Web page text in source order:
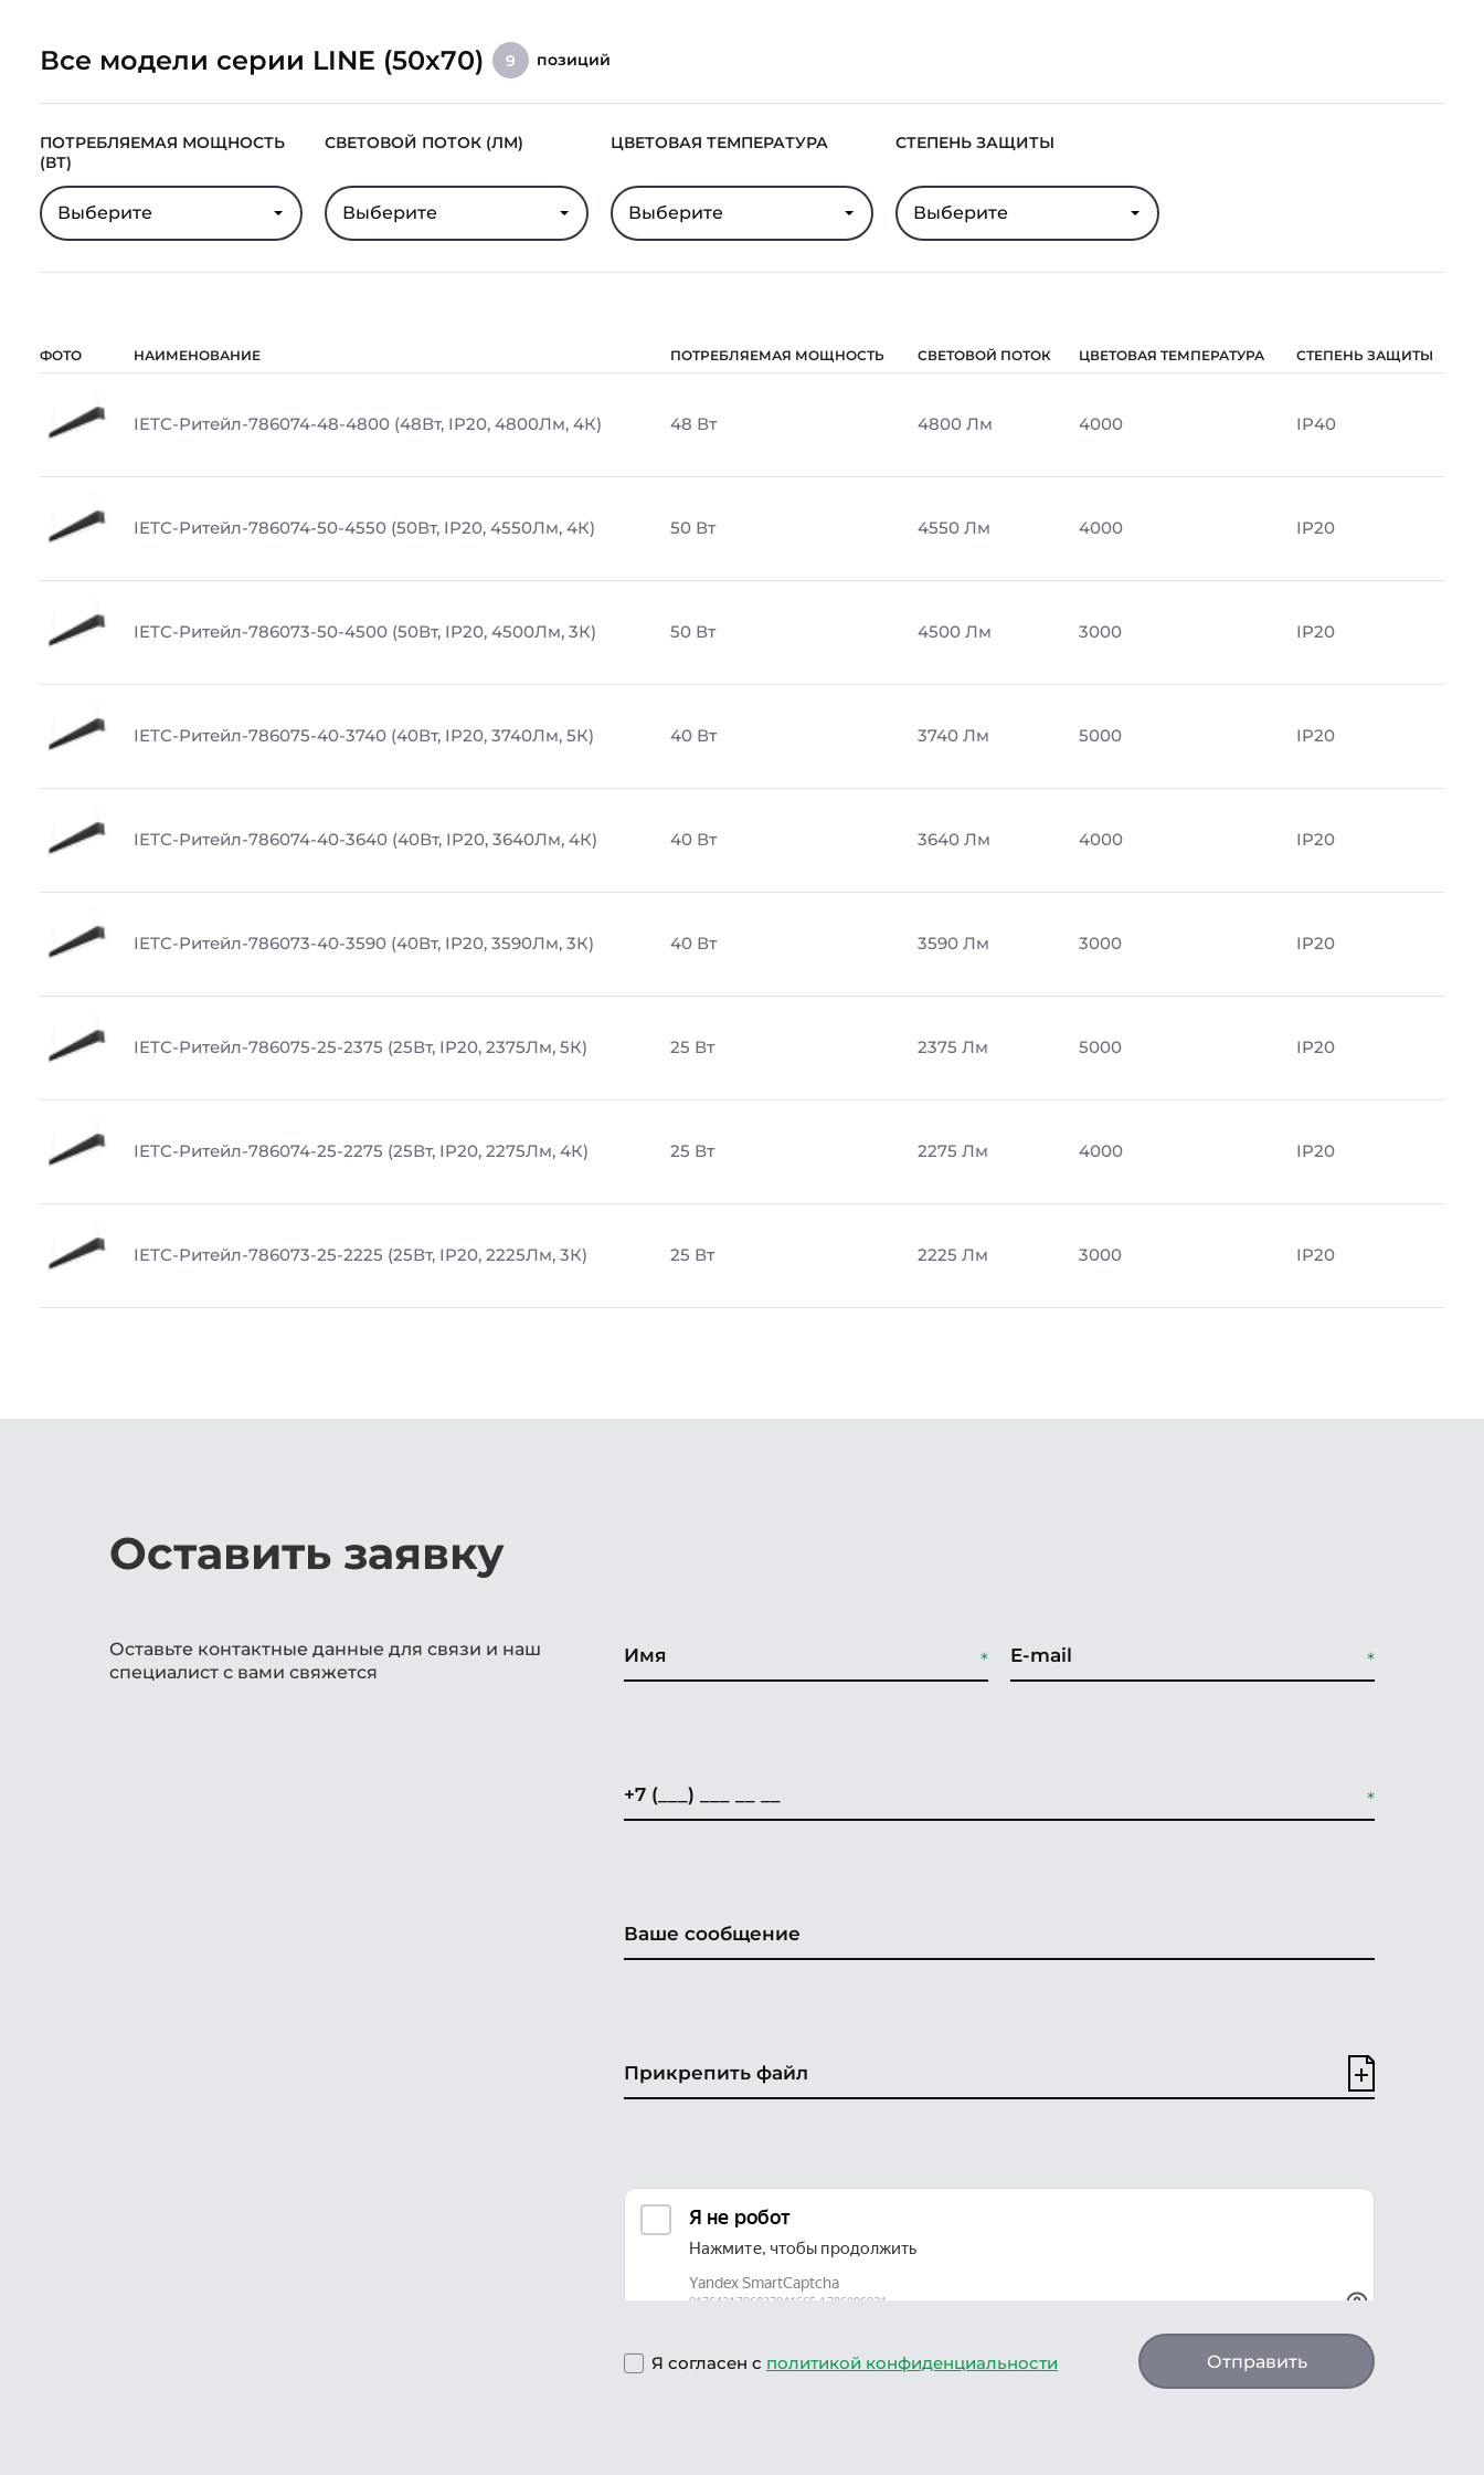
Все модели серии LINE (50х70) 9 позиций
ПОТРЕБЛЯЕМАЯ МОЩНОСТЬ
(ВТ)
Выберите
СВЕТОВОЙ ПОТОК (ЛМ)
Выберите
ЦВЕТОВАЯ ТЕМПЕРАТУРА
Выберите
СТЕПЕНЬ ЗАЩИТЫ
Выберите
ФОТО НАИМЕНОВАНИЕ ПОТРЕБЛЯЕМАЯ МОЩНОСТЬ СВЕТОВОЙ ПОТОК ЦВЕТОВАЯ ТЕМПЕРАТУРА СТЕПЕНЬ ЗАЩИТЫ
IETC-Ритейл-786074-48-4800 (48Вт, IP20, 4800Лм, 4К) 48 Вт 4800 Лм 4000 IP40
IETC-Ритейл-786074-50-4550 (50Вт, IP20, 4550Лм, 4К) 50 Вт 4550 Лм 4000 IP20
IETC-Ритейл-786073-50-4500 (50Вт, IP20, 4500Лм, 3К) 50 Вт 4500 Лм 3000 IP20
IETC-Ритейл-786075-40-3740 (40Вт, IP20, 3740Лм, 5К) 40 Вт 3740 Лм 5000 IP20
IETC-Ритейл-786074-40-3640 (40Вт, IP20, 3640Лм, 4К) 40 Вт 3640 Лм 4000 IP20
IETC-Ритейл-786073-40-3590 (40Вт, IP20, 3590Лм, 3К) 40 Вт 3590 Лм 3000 IP20
IETC-Ритейл-786075-25-2375 (25Вт, IP20, 2375Лм, 5К) 25 Вт 2375 Лм 5000 IP20
IETC-Ритейл-786074-25-2275 (25Вт, IP20, 2275Лм, 4К) 25 Вт 2275 Лм 4000 IP20
IETC-Ритейл-786073-25-2225 (25Вт, IP20, 2225Лм, 3К) 25 Вт 2225 Лм 3000 IP20
Оставить заявку
Оставьте контактные данные для связи и наш
специалист с вами свяжется
Прикрепить файл
Я согласен с политикой конфиденциальности Отправить